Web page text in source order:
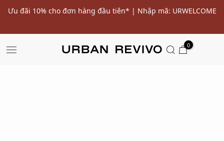
Ưu đãi 10% cho đơn hàng đầu tiên* | Nhập mã: URWELCOME
0
SALE